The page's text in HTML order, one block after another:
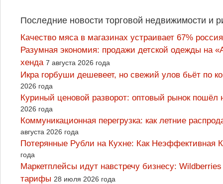
Последние новости торговой недвижимости и
Качество мяса в магазинах устраивает 67%
Разумная экономия: продажи детской одежды на
хенда 7 августа 2026 года
Икра горбуши дешевеет, но свежий улов бьёт по
2026 года
Куриный ценовой разворот: оптовый рынок
2026 года
Коммуникационная перегрузка: как летние
августа 2026 года
Потерянные Рубли на Кухне: Как
года
Маркетплейсы идут навстречу бизнесу:
тарифы 28 июля 2026 года